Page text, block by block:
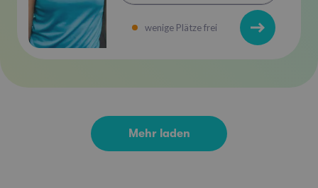
wenige Plätze frei
Mehr laden